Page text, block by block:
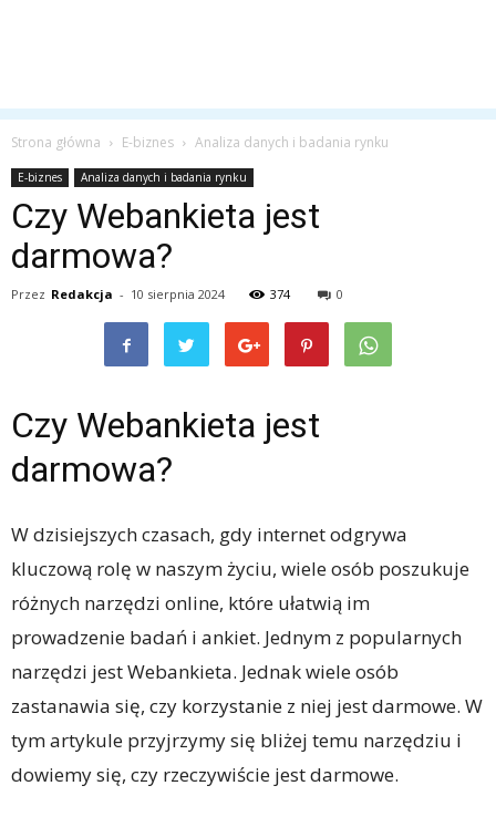
Strona główna E-biznes Analiza danych i badania rynku
E-biznes Analiza danych i badania rynku
Czy Webankieta jest
darmowa?
Przez Redakcja - 10 sierpnia 2024 374 0
Czy Webankieta jest
darmowa?
W dzisiejszych czasach, gdy internet odgrywa
kluczową rolę w naszym życiu, wiele osób poszukuje
różnych narzędzi online, które ułatwią im
prowadzenie badań i ankiet. Jednym z popularnych
narzędzi jest Webankieta. Jednak wiele osób
zastanawia się, czy korzystanie z niej jest darmowe. W
tym artykule przyjrzymy się bliżej temu narzędziu i
dowiemy się, czy rzeczywiście jest darmowe.